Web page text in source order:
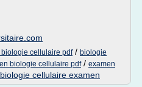
cellulaire pdf/ biologie
biologie cellulaire pdf/ examen
biologie cellulaire examen